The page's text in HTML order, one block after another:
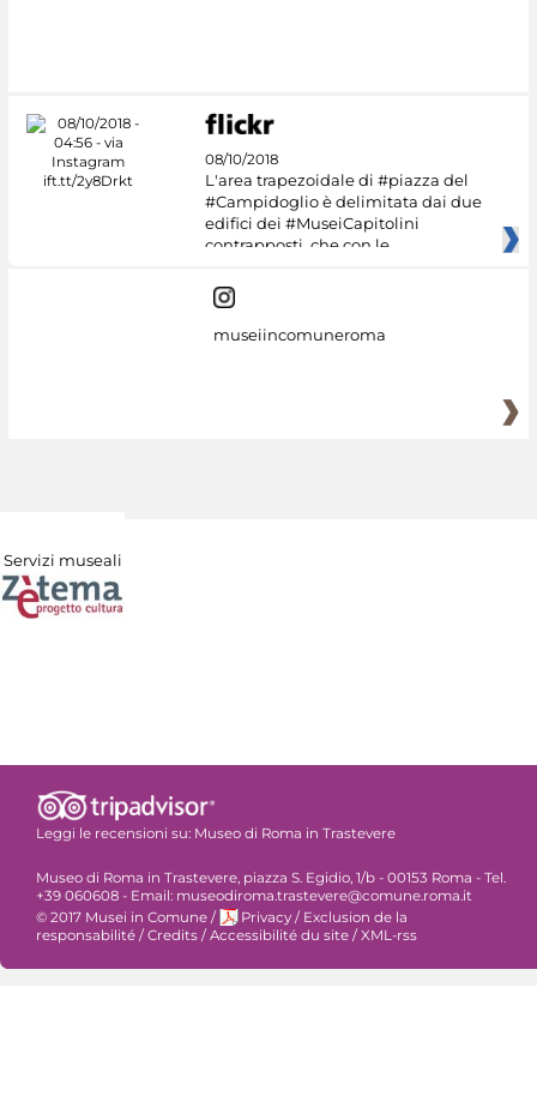
08/10/2018
L'area trapezoidale di #piazza del
#Campidoglio è delimitata dai due
edifici dei #MuseiCapitolini
contrapposti, che con le
museiincomuneroma
Servizi museali
Leggi le recensioni su: Museo di Roma in Trastevere
Museo di Roma in Trastevere, piazza S. Egidio, 1/b - 00153 Roma - Tel.
+39 060608 - Email: museodiroma.trastevere@comune.roma.it
© 2017 Musei in Comune / Privacy / Exclusion de la
responsabilité / Credits / Accessibilité du site / XML-rss